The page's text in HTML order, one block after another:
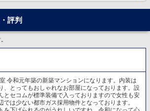
評判
令和元年築の新築マンションになります。内装は
、とってもおしゃれなお部屋になっております。設
とセコムが標準装備で入っておりますので女性も安
では少ない都市ガス採用物件となっております。